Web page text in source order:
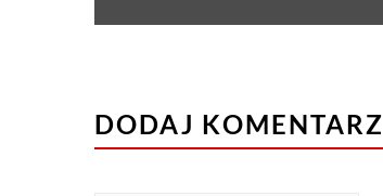
DODAJ KOMENTARZ